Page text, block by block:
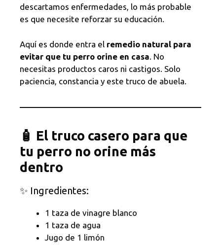
descartamos enfermedades, lo más probable
es que necesite reforzar su educación.
Aquí es donde entra el remedio natural para
evitar que tu perro orine en casa . No
necesitas productos caros ni castigos. Solo
paciencia, constancia y este truco de abuela.
🧴 El truco casero para que
tu perro no orine más
dentro
✨ Ingredientes:
1 taza de vinagre blanco
1 taza de agua
Jugo de 1 limón